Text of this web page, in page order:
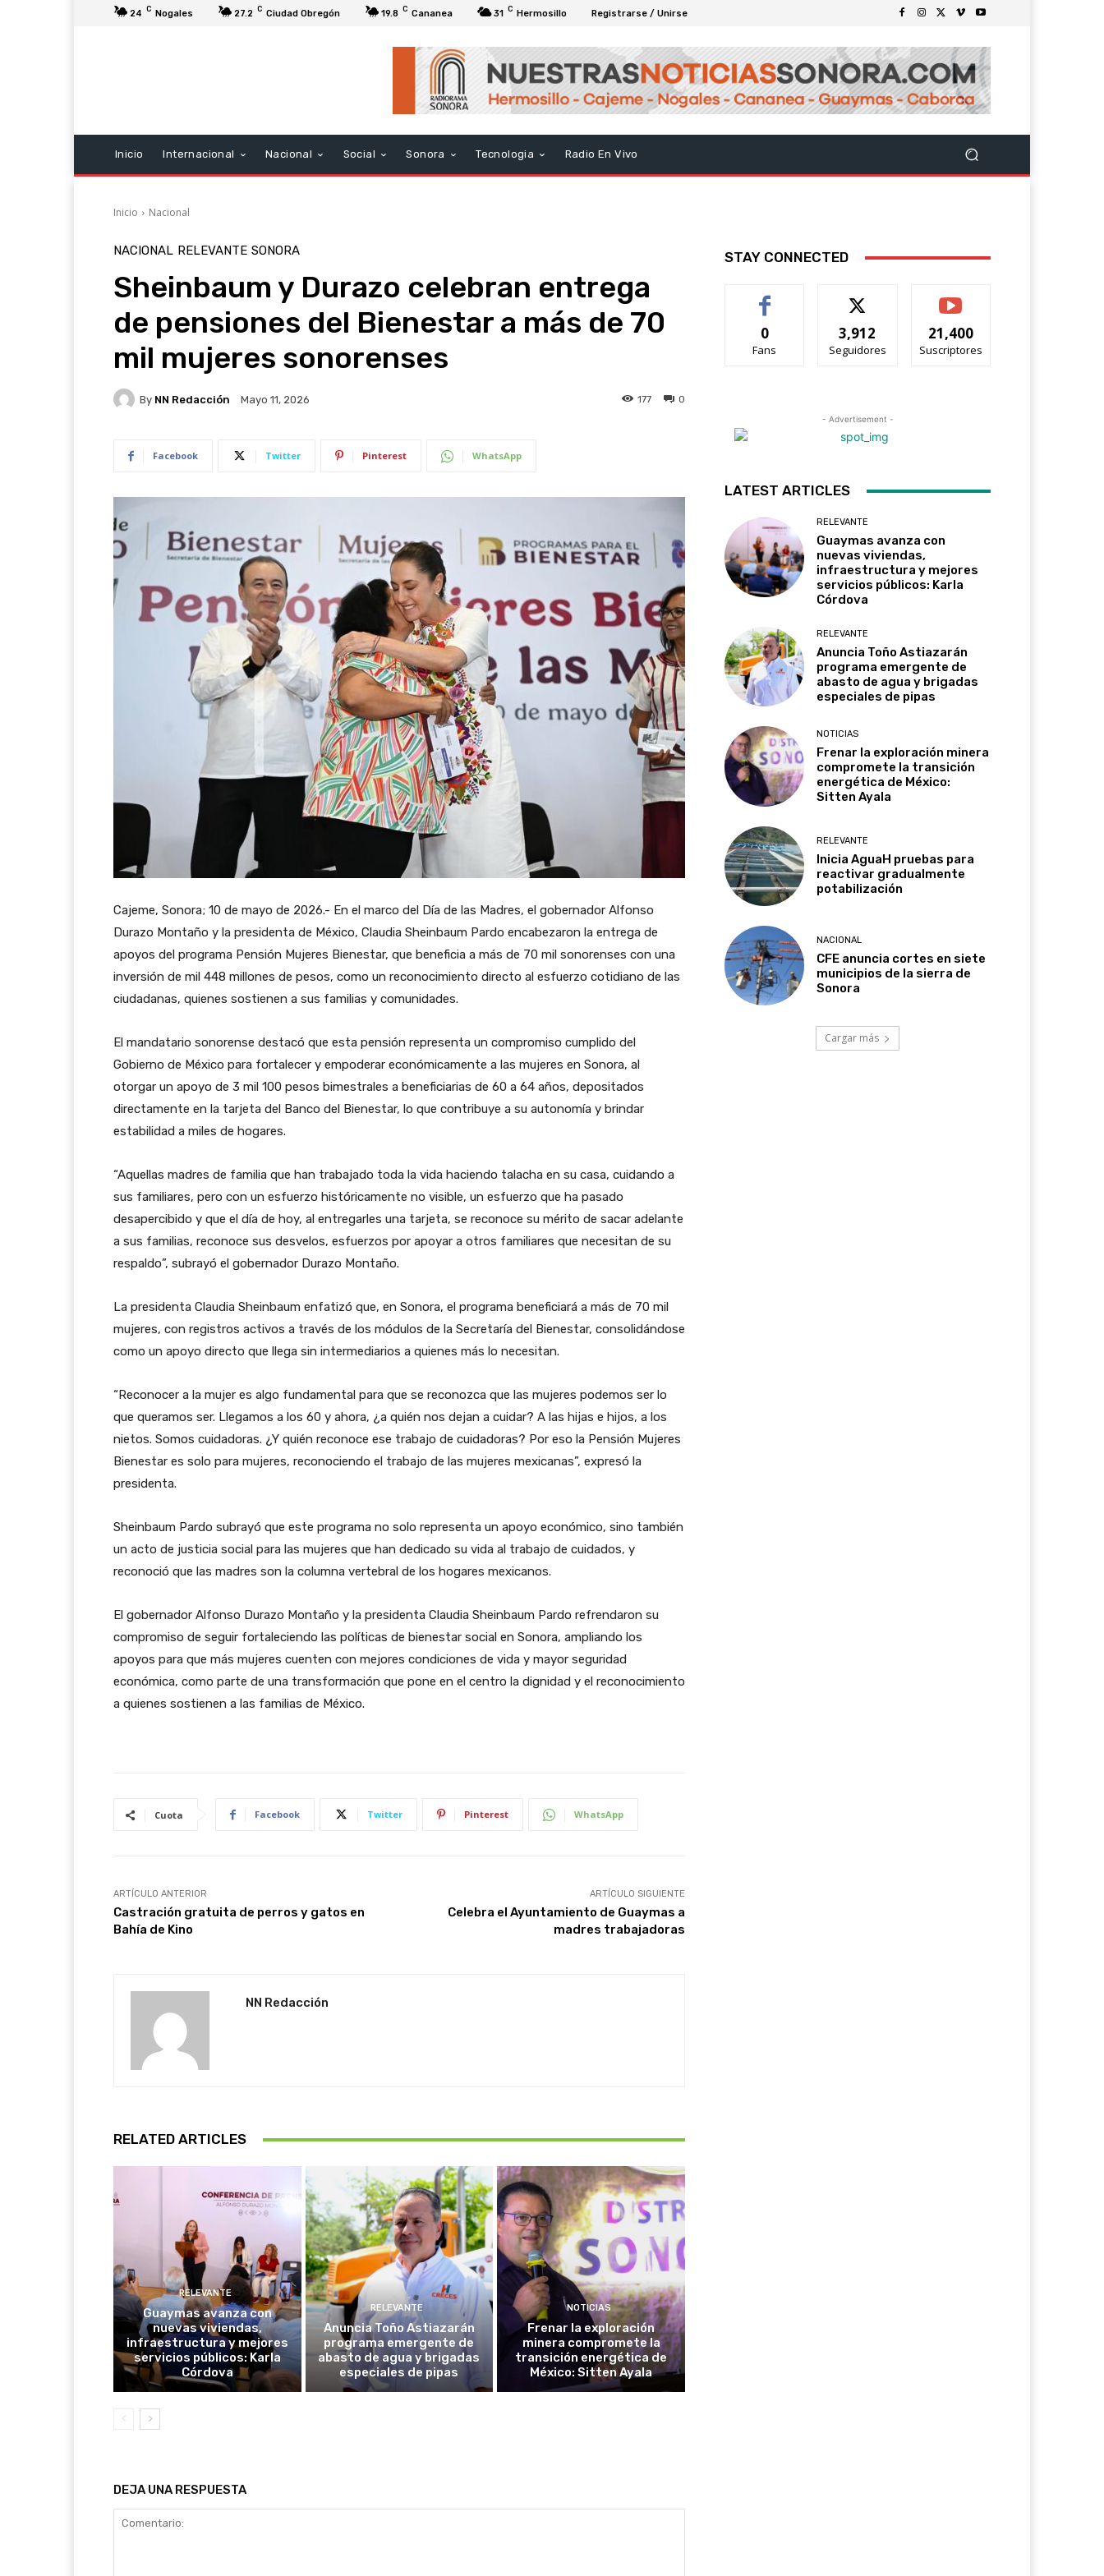
24 C Nogales 27.2 C Ciudad Obregón 19.8 C Cananea 31 C Hermosillo Registrarse / Unirse
Inicio Internacional Nacional Social Sonora Tecnologia Radio En Vivo
Inicio Nacional
NACIONAL RELEVANTE SONORA
Sheinbaum y Durazo celebran entrega
de pensiones del Bienestar a más de 70
mil mujeres sonorenses
By NN Redacción Mayo 11, 2026 0
177
Facebook Twitter Pinterest WhatsApp
Cajeme, Sonora; 10 de mayo de 2026.- En el marco del Día de las Madres, el gobernador Alfonso
Durazo Montaño y la presidenta de México, Claudia Sheinbaum Pardo encabezaron la entrega de
apoyos del programa Pensión Mujeres Bienestar, que beneficia a más de 70 mil sonorenses con una
inversión de mil 448 millones de pesos, como un reconocimiento directo al esfuerzo cotidiano de las
ciudadanas, quienes sostienen a sus familias y comunidades.
El mandatario sonorense destacó que esta pensión representa un compromiso cumplido del
Gobierno de México para fortalecer y empoderar económicamente a las mujeres en Sonora, al
otorgar un apoyo de 3 mil 100 pesos bimestrales a beneficiarias de 60 a 64 años, depositados
directamente en la tarjeta del Banco del Bienestar, lo que contribuye a su autonomía y brindar
estabilidad a miles de hogares.
“Aquellas madres de familia que han trabajado toda la vida haciendo talacha en su casa, cuidando a
sus familiares, pero con un esfuerzo históricamente no visible, un esfuerzo que ha pasado
desapercibido y que el día de hoy, al entregarles una tarjeta, se reconoce su mérito de sacar adelante
a sus familias, reconoce sus desvelos, esfuerzos por apoyar a otros familiares que necesitan de su
respaldo”, subrayó el gobernador Durazo Montaño.
La presidenta Claudia Sheinbaum enfatizó que, en Sonora, el programa beneficiará a más de 70 mil
mujeres, con registros activos a través de los módulos de la Secretaría del Bienestar, consolidándose
como un apoyo directo que llega sin intermediarios a quienes más lo necesitan.
“Reconocer a la mujer es algo fundamental para que se reconozca que las mujeres podemos ser lo
que queramos ser. Llegamos a los 60 y ahora, ¿a quién nos dejan a cuidar? A las hijas e hijos, a los
nietos. Somos cuidadoras. ¿Y quién reconoce ese trabajo de cuidadoras? Por eso la Pensión Mujeres
Bienestar es solo para mujeres, reconociendo el trabajo de las mujeres mexicanas”, expresó la
presidenta.
Sheinbaum Pardo subrayó que este programa no solo representa un apoyo económico, sino también
un acto de justicia social para las mujeres que han dedicado su vida al trabajo de cuidados, y
reconoció que las madres son la columna vertebral de los hogares mexicanos.
El gobernador Alfonso Durazo Montaño y la presidenta Claudia Sheinbaum Pardo refrendaron su
compromiso de seguir fortaleciendo las políticas de bienestar social en Sonora, ampliando los
apoyos para que más mujeres cuenten con mejores condiciones de vida y mayor seguridad
económica, como parte de una transformación que pone en el centro la dignidad y el reconocimiento
a quienes sostienen a las familias de México.
Cuota Facebook Twitter Pinterest WhatsApp
ARTÍCULO ANTERIOR
Castración gratuita de perros y gatos en
Bahía de Kino
ARTÍCULO SIGUIENTE
Celebra el Ayuntamiento de Guaymas a
madres trabajadoras
NN Redacción
RELATED ARTICLES
RELEVANTE
Guaymas avanza con
nuevas viviendas,
infraestructura y mejores
servicios públicos: Karla
Córdova
RELEVANTE
Anuncia Toño Astiazarán
programa emergente de
abasto de agua y brigadas
especiales de pipas
NOTICIAS
Frenar la exploración
minera compromete la
transición energética de
México: Sitten Ayala
DEJA UNA RESPUESTA
STAY CONNECTED
0
Fans
3,912
Seguidores
21,400
Suscriptores
- Advertisement -
LATEST ARTICLES
RELEVANTE
Guaymas avanza con
nuevas viviendas,
infraestructura y mejores
servicios públicos: Karla
Córdova
RELEVANTE
Anuncia Toño Astiazarán
programa emergente de
abasto de agua y brigadas
especiales de pipas
NOTICIAS
Frenar la exploración minera
compromete la transición
energética de México:
Sitten Ayala
RELEVANTE
Inicia AguaH pruebas para
reactivar gradualmente
potabilización
NACIONAL
CFE anuncia cortes en siete
municipios de la sierra de
Sonora
Cargar más